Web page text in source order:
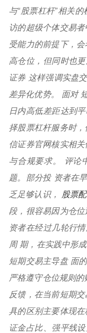
与“股票杠杆”相关
访的超级个体交易
受能力的前提下，
高仓位，但同时也
证券 这样强调实盘
差异化优势。 面对
日内高低差距达到
择股票杠杆服务时
信证券官网核实相
与合规要求。 评论
题。部分投 资者在
乏足够认识，
股票
段，很容易因为仓
资者在经过几轮行
周 期，在实践中形
短期交易主导盘 面
严格遵守仓位规则
反馈，在当前短期
具的区别主要体现
证金占比、强平线